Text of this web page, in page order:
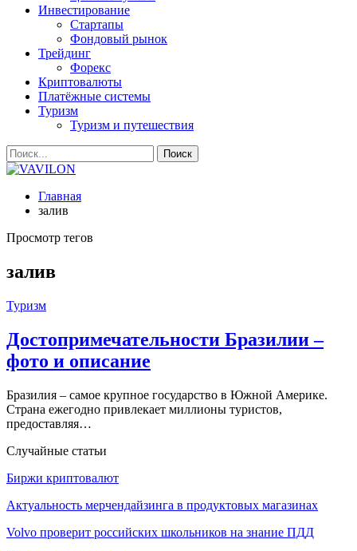
Инвестирование
Стартапы
Фондовый рынок
Трейдинг
Форекс
Криптовалюты
Платёжные системы
Туризм
Туризм и путешествия
Главная
залив
Просмотр тегов
залив
Туризм
Достопримечательности Бразилии –
фото и описание
Бразилия – самое крупное государство в Южной Америке.
Страна ежегодно привлекает миллионы туристов,
предоставляя…
Случайные статьи
Биржи криптовалют
Актуальность мерчендайзинга в продуктовых магазинах
Volvo проверит российских школьников на знание ПДД